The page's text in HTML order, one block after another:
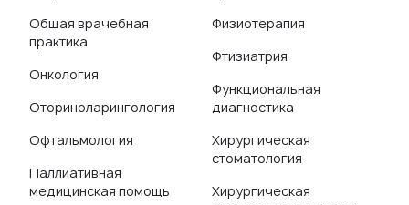
Общая врачебная
практика
Онкология
Оториноларингология
Офтальмология
Паллиативная
медицинская помощь
Физиотерапия
Фтизиатрия
Функциональная
диагностика
Хирургическая
стоматология
Хирургическая